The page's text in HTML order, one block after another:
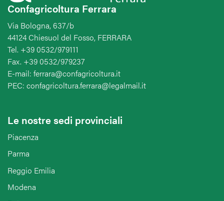
Confagricoltura Ferrara
Via Bologna, 637/b
44124 Chiesuol del Fosso, FERRARA
Tel. +39 0532/979111
Fax. +39 0532/979237
E-mail: ferrara@confagricoltura.it
PEC: confagricoltura.ferrara@legalmail.it
Le nostre sedi provinciali
Piacenza
Parma
Reggio Emilia
Modena